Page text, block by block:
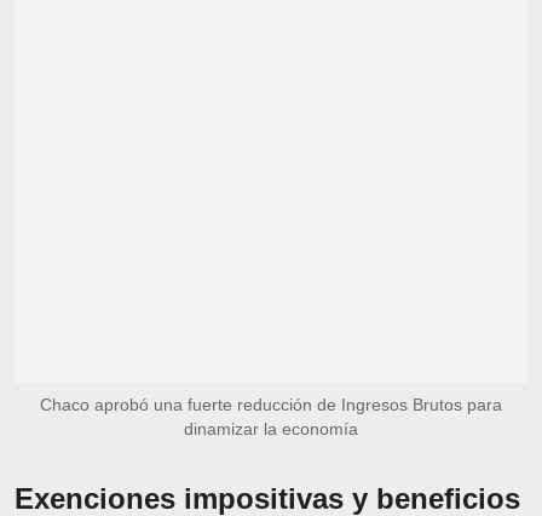
Chaco aprobó una fuerte reducción de Ingresos Brutos para
dinamizar la economía
Exenciones impositivas y beneficios